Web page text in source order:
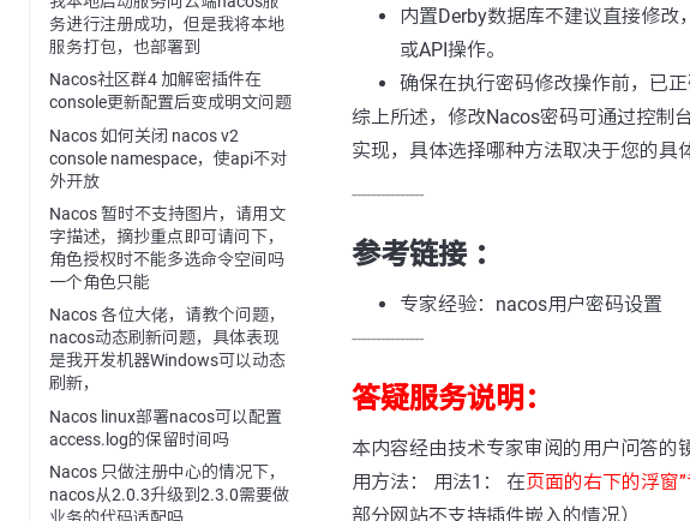
务进行注册成功，但是我将本地
服务打包，也部署到
Nacos社区群4 加解密插件在
console更新配置后变成明文问题
Nacos 如何关闭 nacos v2
console namespace，使api不对
外开放
Nacos 暂时不支持图片，请用文
字描述，摘抄重点即可请问下，
角色授权时不能多选命令空间吗
一个角色只能
Nacos 各位大佬，请教个问题，
nacos动态刷新问题，具体表现
是我开发机器Windows可以动态
刷新，
Nacos linux部署nacos可以配置
access.log的保留时间吗
Nacos 只做注册中心的情况下，
nacos从2.0.3升级到2.3.0需要做
内置Derby数据库不建议直接修
或API操作。
确保在执行密码修改操作前，已正
综上所述，修改Nacos密码可通过控制
实现，具体选择哪种方法取决于您的具
---------------
参考链接 ：
专家经验：nacos用户密码设置
---------------
答疑服务说明：
本内容经由技术专家审阅的用户问答的
用方法： 用法1： 在页面的右下的浮窗
部分网站不支持插件嵌入的情况）